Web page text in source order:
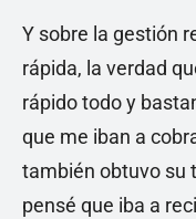
Y sobre la gestión
rápida, la verdad
rápido todo y
que me iban a
también obtuvo su
pensé que iba a